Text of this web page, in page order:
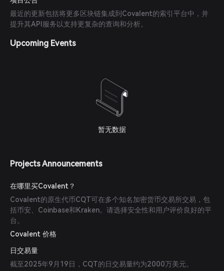
最近的更新包括将更多区块链集成到Covalent的索引平台中，并
提升其API服务以支持更复杂的查询和分析。
Upcoming Events
暂无数据
Projects Announcements
在哪里买Covalent？
Covalent的原生代币CQT可在多个知名加密货币交易所交易，包
括币安、Coinbase和Kraken。请选择安全性和用户评价良好的平
台。
Covalent 价格
日交易量
截至2025年9月19日，CQT的日交易量约为2000万美元。